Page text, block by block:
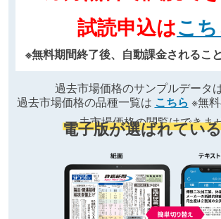
試読申込はこ
※無料期間終了後、自動課金されるこ
過去市場価格のサンプルデータ
過去市場価格の品種一覧は こちら ※無
去市場価格の閲覧はできま
電子版が選ばれてい